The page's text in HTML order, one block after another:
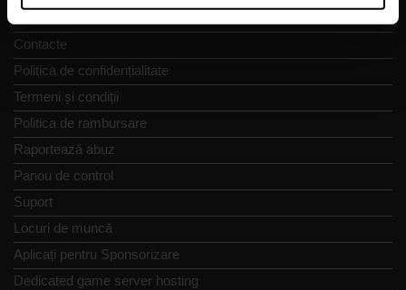
Contacte
Politica de confidențialitate
Termeni și condiții
Politica de rambursare
Raportează abuz
Panou de control
Suport
Locuri de muncă
Aplicați pentru Sponsorizare
Dedicated game server hosting